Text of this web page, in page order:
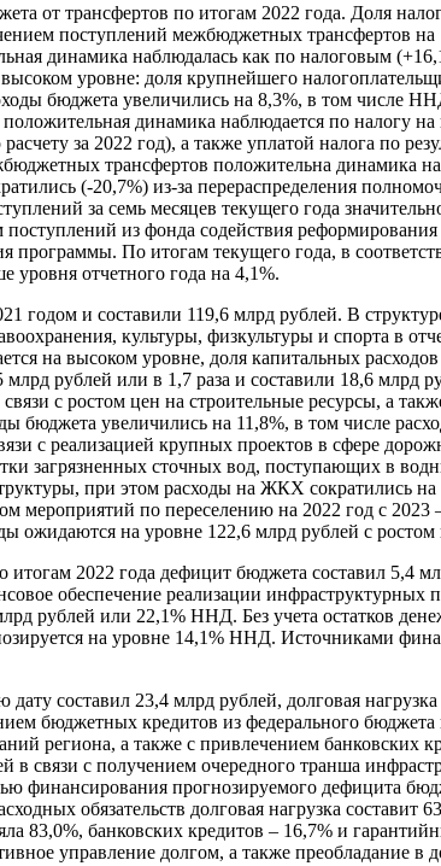
от трансфертов по итогам 2022 года. Доля
поступлений межбюджетных трансфертов
динамика наблюдалась как по налоговым
уровне: доля крупнейшего
бюджета увеличились на 8,3%, в том числе
динамика наблюдается по налогу
за 2022 год), а также уплатой налога по
трансфертов положительна динамика
(-20,7%) из-за перераспределения
за семь месяцев текущего года
из фонда содействия
программы. По итогам текущего года, в
отчетного года на 4,1%.
годом и составили 119,6 млрд рублей. В
культуры, физкультуры и спорта в
на высоком уровне, доля капитальных
рублей или в 1,7 раза и составили 18,6 млрд
с ростом цен на строительные ресурсы, а
бюджета увеличились на 11,8%, в том числе
с реализацией крупных проектов в сфере
загрязненных сточных вод, поступающих в
при этом расходы на ЖКХ сократились
мероприятий по переселению на 2022 год с 2023
ожидаются на уровне 122,6 млрд рублей с
2022 года дефицит бюджета составил
обеспечение реализации
рублей или 22,1% ННД. Без учета остатков
на уровне 14,1% ННД. Источниками
составил 23,4 млрд рублей, долговая
бюджетных кредитов из федерального
региона, а также с привлечением банковских
в связи с получением очередного транша
финансирования прогнозируемого дефицита
обязательств долговая нагрузка
83,0%, банковских кредитов – 16,7% и
управление долгом, а также преобладание в